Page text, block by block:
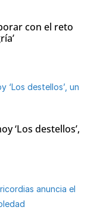
con el reto
‘Los destellos’,